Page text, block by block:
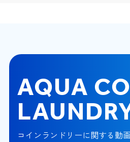
AQUA
コインランドリーに関する動